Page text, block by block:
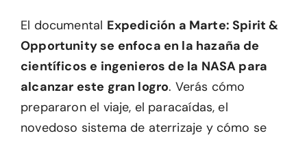
El documental Expedición a Marte: Spirit &
Opportunity se enfoca en la hazaña de
científicos e ingenieros de la NASA para
alcanzar este gran logro. Verás cómo
prepararon el viaje, el paracaídas, el
novedoso sistema de aterrizaje y cómo se